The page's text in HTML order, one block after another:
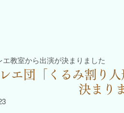
教室から出演が決まりました
エ団「くるみ割り
決まり